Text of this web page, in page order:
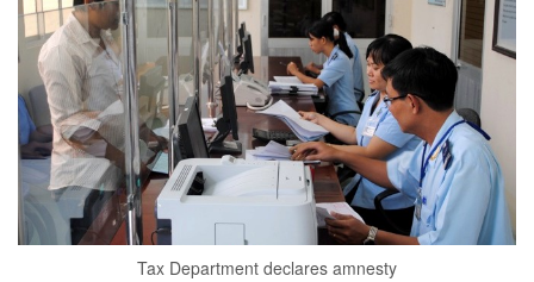
Tax Department declares amnesty